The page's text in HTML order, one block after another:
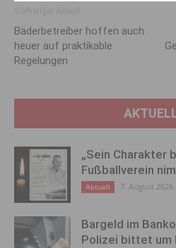
Bäderbetreiber hoffen auch
heuer auf praktikable
Regelungen
„Sein Charakter
Fußballverein
Aktuell 7. August 2026
Bargeld im
Polizei bittet um